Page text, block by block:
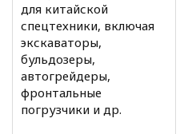
для китайской
спецтехники, включая
экскаваторы,
бульдозеры,
автогрейдеры,
фронтальные
погрузчики и др.